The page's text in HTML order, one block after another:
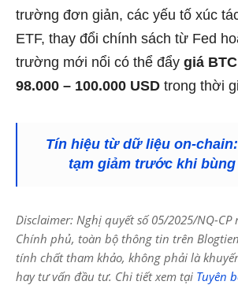
trường đơn giản, các yếu tố xúc
ETF, thay đổi chính sách từ Fed
trường mới nổi có thể đẩy giá
98.000 – 100.000 USD trong thời
Tín hiệu từ dữ liệu on-
tạm giảm trước khi
Disclaimer: Nghị quyết số 05/2025/NQ-CP
Chính phủ, toàn bộ thông tin trên
tính chất tham khảo, không phải là
hay tư vấn đầu tư. Chi tiết xem tại Tuyên